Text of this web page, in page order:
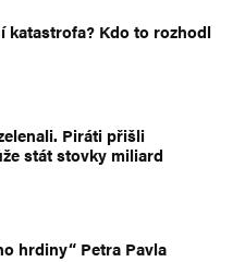
katastrofa? Kdo to rozhodl
Piráti přišli
stát stovky miliard
hrdiny“ Petra Pavla